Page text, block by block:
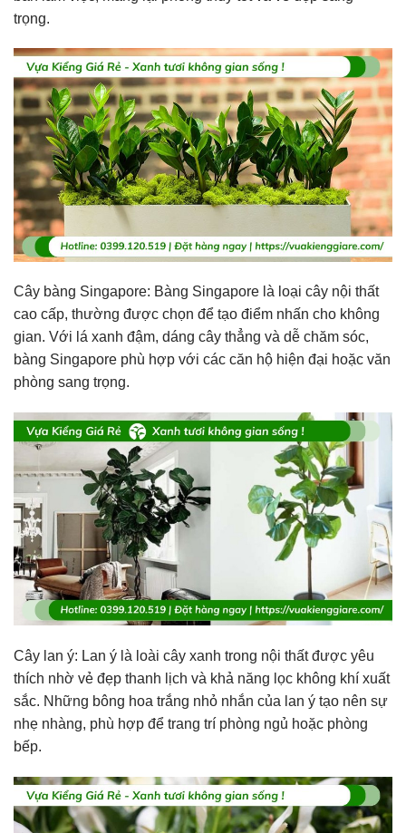
trọng.
Cây bàng Singapore: Bàng Singapore là loại cây nội thất
cao cấp, thường được chọn để tạo điểm nhấn cho không
gian. Với lá xanh đậm, dáng cây thẳng và dễ chăm sóc,
bàng Singapore phù hợp với các căn hộ hiện đại hoặc văn
phòng sang trọng.
Cây lan ý: Lan ý là loài cây xanh trong nội thất được yêu
thích nhờ vẻ đẹp thanh lịch và khả năng lọc không khí xuất
sắc. Những bông hoa trắng nhỏ nhắn của lan ý tạo nên sự
nhẹ nhàng, phù hợp để trang trí phòng ngủ hoặc phòng
bếp.